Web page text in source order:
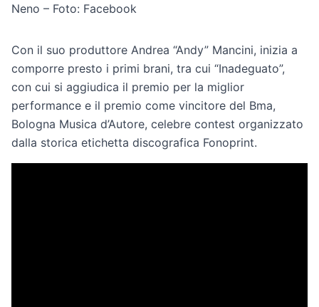
Neno – Foto: Facebook
Con il suo produttore Andrea “Andy” Mancini, inizia a
comporre presto i primi brani, tra cui “Inadeguato”,
con cui si aggiudica il premio per la miglior
performance e il premio come vincitore del Bma,
Bologna Musica d’Autore, celebre contest organizzato
dalla storica etichetta discografica Fonoprint.